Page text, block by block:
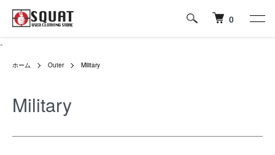
-
0
ホーム Outer Military
Military